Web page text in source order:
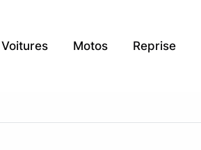
Voitures Motos Reprise